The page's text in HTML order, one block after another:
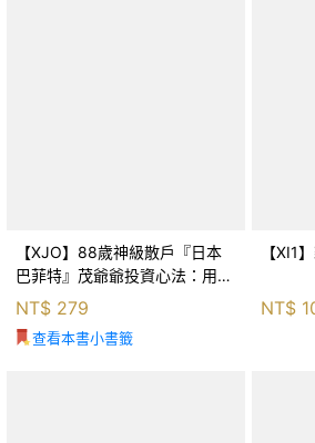
【XJO】88歲神級散戶『日本
巴菲特』茂爺爺投資心法：用
「126法則」滾出18億円資產的
69年股海交易術_藤本茂, 賴惠
鈴
NT$ 279
查看本書小書籤
【XI1
NT$